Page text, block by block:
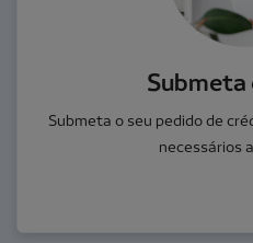
Submeta
Submeta o seu pedido de
necessários